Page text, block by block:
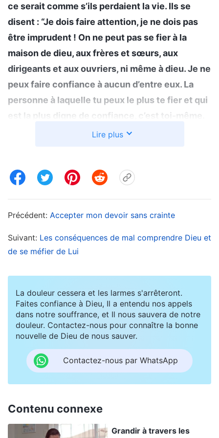
ce serait comme s’ils perdaient la vie. Ils se
disent : “Je dois faire attention, je ne dois pas
être imprudent ! On ne peut pas se fier à la
maison de dieu, aux frères et sœurs, aux
dirigeants et aux ouvriers, ni même à dieu. Je ne
peux faire confiance à aucun d’entre eux. La
personne à laquelle tu peux le plus te fier et qui
est la plus digne de confiance, c’est toi-même.
Si tu ne fais pas de projets pour toi-même, alors
vas recevoir des bénédictions ? Par
calculs avec soin dans mon propre intérêt. Je
moins du monde imprudent, sinon, que ferais-je
si quelqu’un essayait de profiter de moi ?” Et
ouvriers de la maison de Dieu, craignant que
quelqu’un les discerne ou voie dans leur jeu,
craignant d’être ensuite renvoyés et de voir
leur rêve de bénédictions gâché. Ils se disent
qu’ils doivent préserver leur réputation et leur
statut, pour qu’ils aient l’espoir de gagner des
bénédictions. Un antéchrist considère qu’être
que la vie, plus important que la poursuite de la
vérité, le changement de tempérament, ou le
Lire plus
Précédent: Accepter mon devoir sans crainte
Suivant: Les conséquences de mal comprendre Dieu et
de se méfier de Lui
La douleur cessera et les larmes s'arrêteront.
Faites confiance à Dieu, Il a entendu nos appels
dans notre souffrance, et Il nous sauvera de notre
douleur. Contactez-nous pour connaître la bonne
nouvelle de Dieu de nous sauver.
Contactez-nous par WhatsApp
Contenu connexe
Grandir à travers les